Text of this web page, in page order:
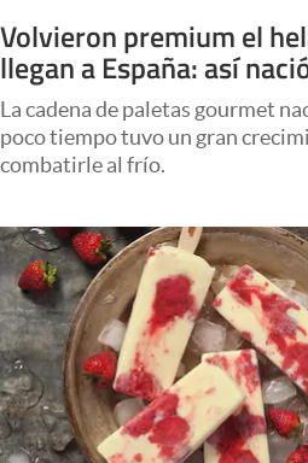
Negocios
Columnistas
Otras secciones
Infotechnology
Clase
Clima
Mundial 2026
Eventos Corporativos
Volvieron premium el
llegan a España: así
La cadena de paletas gourmet
poco tiempo tuvo un gran
combatirle al frío.